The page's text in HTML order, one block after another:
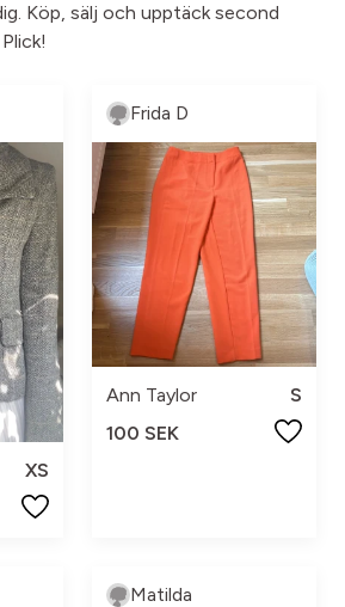
Köp, sälj och upptäck second
XS
Frida D
Ann Taylor
S
100 SEK
Matilda